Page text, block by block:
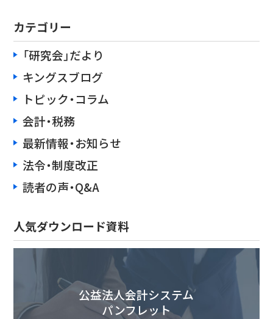
カテゴリー
「研究会」だより
キングスブログ
トピック・コラム
会計・税務
最新情報・お知らせ
法令・制度改正
読者の声・Q&A
人気ダウンロード資料
公益法人会計システム
パンフレット